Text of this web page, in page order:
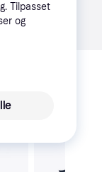
kr.
Tilpasset
og